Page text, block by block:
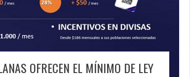
OFRECEN EL MÍNIMO DE LEY